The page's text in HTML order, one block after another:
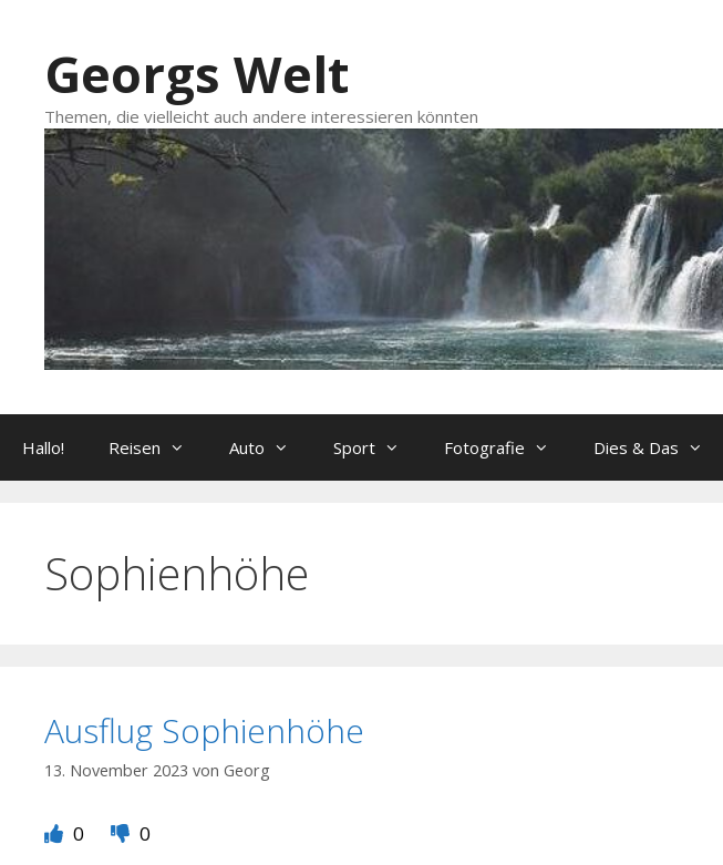
springenGeorgs Welt
Themen, die vielleicht auch andere interessieren könnten
Hallo! Reisen Auto Sport Fotografie Dies & Das
Sophienhöhe
Ausflug Sophienhöhe
13. November 2023 von Georg
0
0